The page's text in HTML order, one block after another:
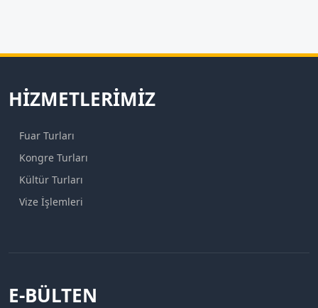
HIZMETLERIMIZ
Fuar Turları
Kongre Turları
Kültür Turları
Vize İşlemleri
E-BÜLTEN